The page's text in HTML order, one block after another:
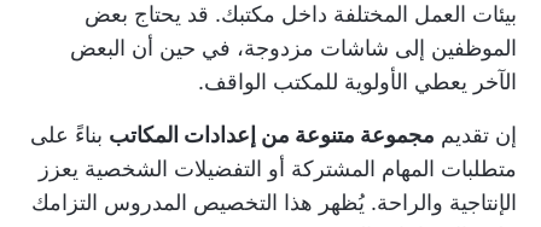
بيئات العمل المختلفة داخل مكتبك. قد يحتاج بعض
الموظفين إلى شاشات مزدوجة، في حين أن البعض
الآخر يعطي الأولوية للمكتب الواقف.
إن تقديم مجموعة متنوعة من إعدادات المكاتب بناءً على
متطلبات المهام المشتركة أو التفضيلات الشخصية يعزز
الإنتاجية والراحة. يُظهر هذا التخصيص المدروس التزامك